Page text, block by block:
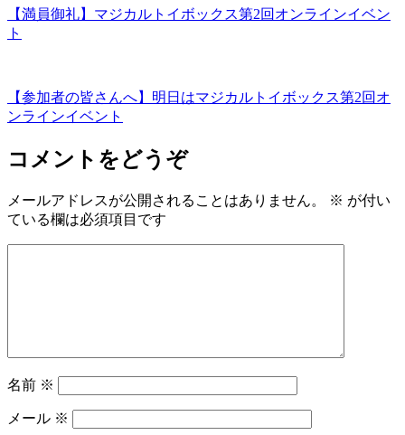
【満員御礼】マジカルトイボックス第2回オンラインイベン
ト
【参加者の皆さんへ】明日はマジカルトイボックス第2回オ
ンラインイベント
コメントをどうぞ
メールアドレスが公開されることはありません。 ※ が付い
ている欄は必須項目です
名前 ※
メール ※